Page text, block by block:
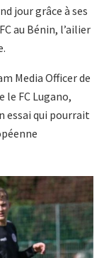
jour grâce à ses
au Bénin, l’ailier
Media Officer de
FC Lugano,
essai qui pourrait